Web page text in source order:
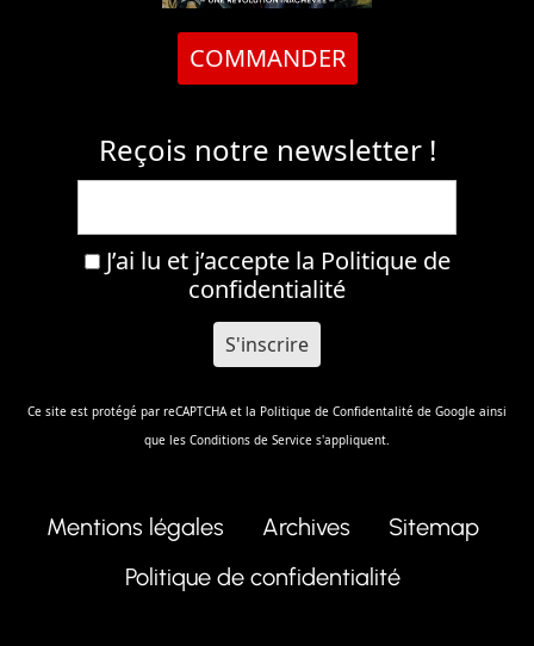
COMMANDER
Reçois notre newsletter !
J’ai lu et j’accepte la Politique de
confidentialité
Ce site est protégé par reCAPTCHA et la Politique de Confidentalité de Google ainsi
que les Conditions de Service s'appliquent.
Mentions légales Archives
Sitemap
Politique de confidentialité